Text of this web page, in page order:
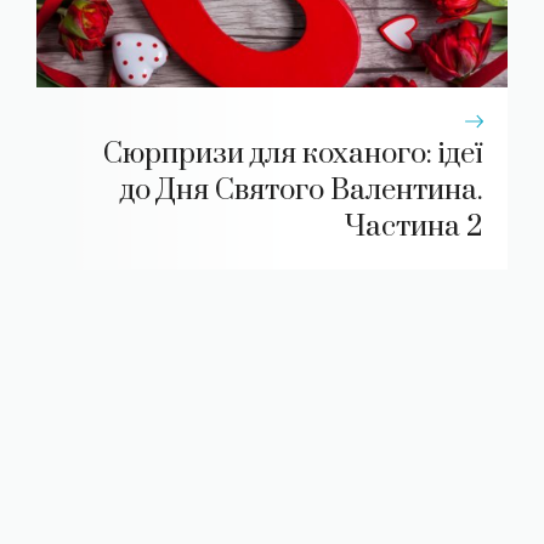
Сюрпризи для коханого: ідеї
до Дня Святого Валентина.
Частина 2